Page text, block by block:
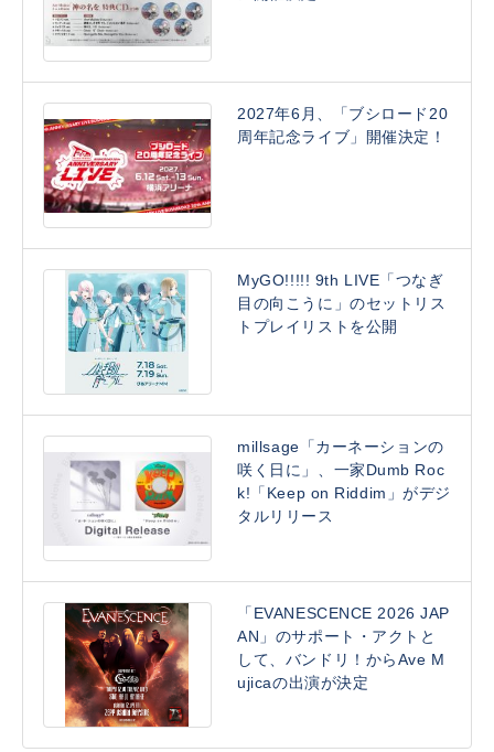
2027年6月、「ブシロード20
周年記念ライブ」開催決定！
MyGO!!!!! 9th LIVE「つなぎ
目の向こうに」のセットリス
トプレイリストを公開
millsage「カーネーションの
咲く日に」、一家Dumb Roc
k!「Keep on Riddim」がデジ
タルリリース
「EVANESCENCE 2026 JAP
AN」のサポート・アクトと
して、バンドリ！からAve M
ujicaの出演が決定